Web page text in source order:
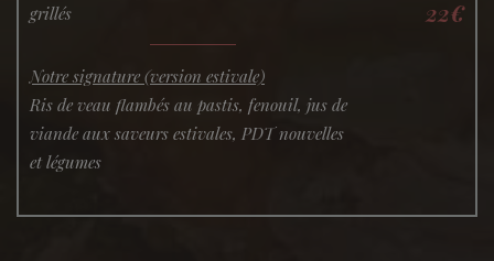
grillés 22€
Notre signature (version estivale)
Ris de veau flambés au pastis, fenouil, jus de
viande aux saveurs estivales, PDT nouvelles
et légumes